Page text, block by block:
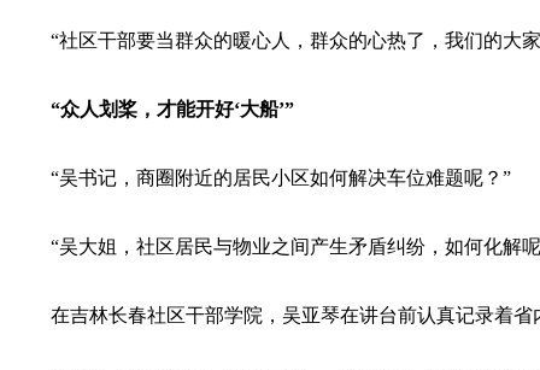
“社区干部要当群众的暖心人，群众的心热了，我们的大
“众人划桨，才能开好‘大船’”
“吴书记，商圈附近的居民小区如何解决车位难题呢？”
“吴大姐，社区居民与物业之间产生矛盾纠纷，如何化解
在吉林长春社区干部学院，吴亚琴在讲台前认真记录着省